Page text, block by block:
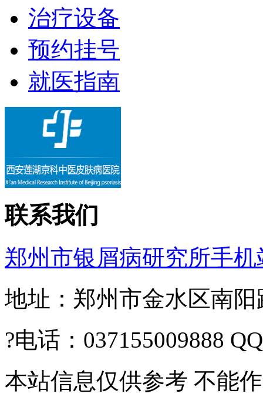
治疗设备
预约挂号
就医指南
联系我们
郑州市银屑病研究所手机
地址：郑州市金水区南阳
?电话：037155009888
本站信息仅供参考 不能